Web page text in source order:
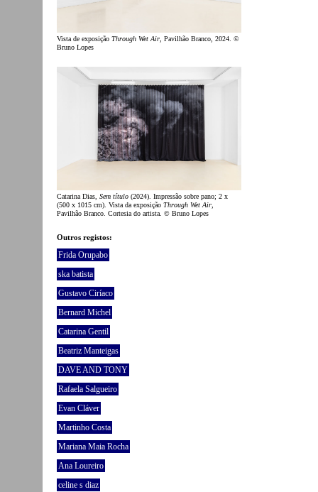
Vista de exposição Through Wet Air , Pavilhão Branco, 2024. ©
Bruno Lopes
Catarina Dias, Sem título (2024). Impressão sobre pano; 2 x
(500 x 1015 cm). Vista da exposição Through Wet Air
Pavilhão Branco. Cortesia do artista. © Bruno Lopes
Outros registos:
Frida Orupabo
ska batista
Gustavo Ciríaco
Bernard Michel
Catarina Gentil
Beatriz Manteigas
DAVE AND TONY
Rafaela Salgueiro
Evan Cláver
Martinho Costa
Mariana Maia Rocha
Ana Loureiro
celine s diaz